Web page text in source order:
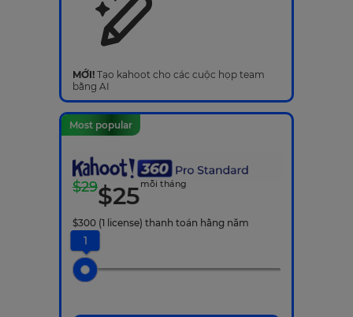
MỚI! Tạo kahoot cho các cuộc họp team
bằng AI
Most popular
$29$25mỗi tháng
$300 (1 license) thanh toán hằng năm
1